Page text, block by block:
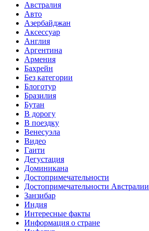
Австралия
Авто
Азербайджан
Аксессуар
Англия
Аргентина
Армения
Бахрейн
Без категории
Блоготур
Бразилия
Бутан
В дорогу
В поездку
Венесуэла
Видео
Гаити
Дегустация
Доминикана
Достопримечательности
Достопримечательности Австралии
Занзибар
Индия
Интересные факты
Информация о стране